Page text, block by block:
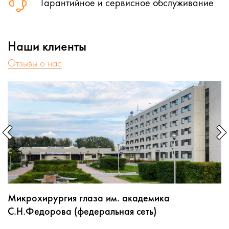
Светильник (лампа) операционный, хирургический
Набор нейрохирургических инструментов большой
Набор микрососудистого инструментария
Набор хирургических инструментов для
малоинвазивного доступа
Набор для операции на межпозвонковых дисках
Набор инструментов для сосудистой хирургии общий
Набор инструментов для наложения и снятия клипс с
сосудов головного мозга (клипсы съемные К-45 7,5 мм
и несъемные К-45 7 мм
Набор для измерения ликворного давления
Клипсы несъёмные (комплект)
Клипсы различной конфигурации для клипирования
аневризм головного мозга
Клипсодержатель для несъёмных клипс
Наши клиенты
Отзывы о нас
Микрохирургия глаза им. академика
С.Н.Федорова (федеральная сеть)